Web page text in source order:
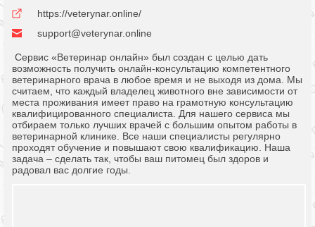
https://veterynar.online/
support@veterynar.online
Сервис «Ветеринар онлайн» был создан с целью дать
возможность получить онлайн-консультацию компетентного
ветеринарного врача в любое время и не выходя из дома. Мы
считаем, что каждый владелец животного вне зависимости от
места проживания имеет право на грамотную консультацию
квалифицированного специалиста. Для нашего сервиса мы
отбираем только лучших врачей с большим опытом работы в
ветеринарной клинике. Все наши специалисты регулярно
проходят обучение и повышают свою квалификацию. Наша
задача – сделать так, чтобы ваш питомец был здоров и
радовал вас долгие годы.